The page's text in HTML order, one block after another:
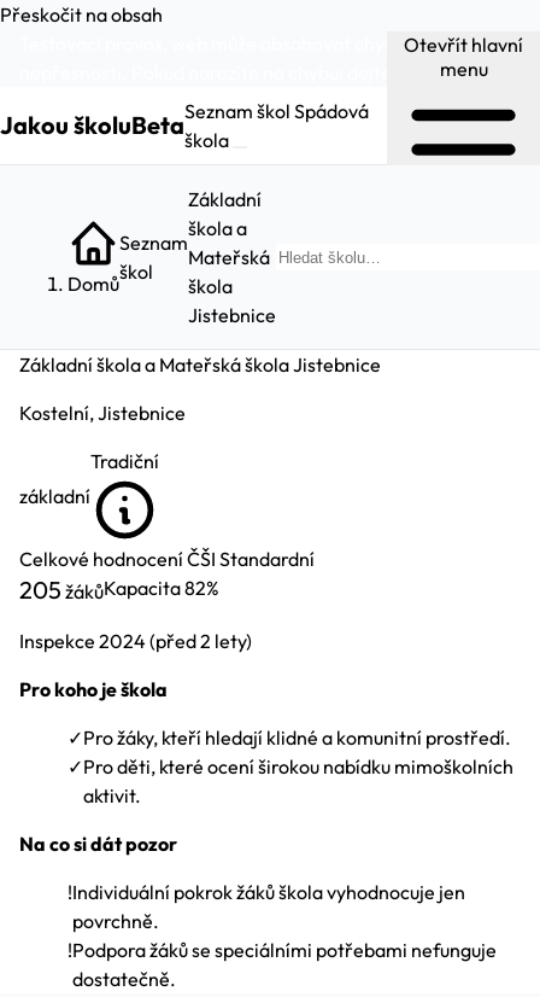
Přeskočit na obsah
Testovací provoz, web může obsahovat chyby a
dejte nám vědět.
Jakou školuBetaSeznam škol Spádová
škola
Otevřít hlavní
menu
Domů
Seznam
škol
Základní
škola a
Mateřská
škola
Jistebnice
Základní škola a Mateřská škola Jistebnice
Kostelní, Jistebnice
základní
Tradiční
Celkové hodnocení ČŠI Standardní
205 žákůKapacita82%
Inspekce 2024 (před 2 lety)
Pro koho je škola
✓Pro žáky, kteří hledají klidné a komunitní prostředí.
✓Pro děti, které ocení širokou nabídku mimoškolních
aktivit.
Na co si dát pozor
!Individuální pokrok žáků škola vyhodnocuje jen
povrchně.
!Podpora žáků se speciálními potřebami nefunguje
dostatečně.